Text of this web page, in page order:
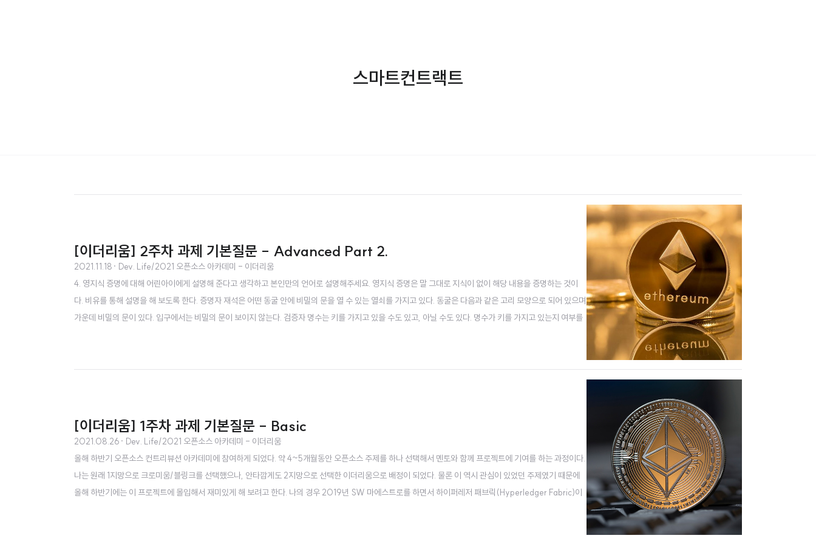
스마트컨트랙트
[이더리움] 2주차 과제 기본질문 - Advanced Part 2.
2021.11.18 · Dev. Life/2021 오픈소스 아카데미 - 이더리움
4. 영지식 증명에 대해 어린아이에게 설명해 준다고 생각하고 본인만의 언어로 설명해주세요. 영지식 증명은 말 그대로 지식이 없이 해당 내용을 증명하는 것이
다. 비유를 통해 설명을 해 보도록 한다. 증명자 재석은 어떤 동굴 안에 비밀의 문을 열 수 있는 열쇠를 가지고 있다. 동굴은 다음과 같은 고리 모양으로 되어 있으며
가운데 비밀의 문이 있다. 입구에서는 비밀의 문이 보이지 않는다. 검증자 명수는 키를 가지고 있을 수도 있고, 아닐 수도 있다. 명수가 키를 가지고 있는지 여부를
[이더리움] 1주차 과제 기본질문 - Basic
2021.08.26 · Dev. Life/2021 오픈소스 아카데미 - 이더리움
올해 하반기 오픈소스 컨트리뷰션 아카데미에 참여하게 되었다. 약 4~5개월동안 오픈소스 주제를 하나 선택해서 멘토와 함께 프로젝트에 기여를 하는 과정이다.
나는 원래 1지망으로 크로미움/블링크를 선택했으나, 안타깝게도 2지망으로 선택한 이더리움으로 배정이 되었다. 물론 이 역시 관심이 있었던 주제였기 때문에
올해 하반기에는 이 프로젝트에 몰입해서 재미있게 해 보려고 한다. 나의 경우 2019년 SW 마에스트로를 하면서 하이퍼레저 패브릭(Hyperledger Fabric)이